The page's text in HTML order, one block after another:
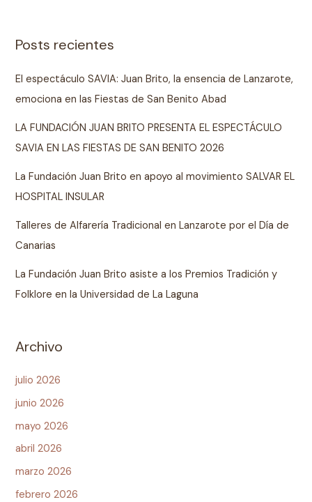
Posts recientes
El espectáculo SAVIA: Juan Brito, la ensencia de Lanzarote,
emociona en las Fiestas de San Benito Abad
LA FUNDACIÓN JUAN BRITO PRESENTA EL ESPECTÁCULO
SAVIA EN LAS FIESTAS DE SAN BENITO 2026
La Fundación Juan Brito en apoyo al movimiento SALVAR EL
HOSPITAL INSULAR
Talleres de Alfarería Tradicional en Lanzarote por el Día de
Canarias
La Fundación Juan Brito asiste a los Premios Tradición y
Folklore en la Universidad de La Laguna
Archivo
julio 2026
junio 2026
mayo 2026
abril 2026
marzo 2026
febrero 2026